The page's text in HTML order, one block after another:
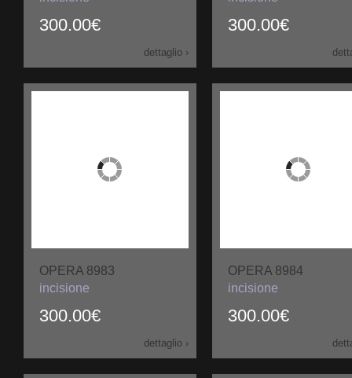
300.00€
dettaglio ›
300.00€
OPERA 8983
300.00€
incisione
dettaglio ›
OPERA 8984
300.00€
incisione